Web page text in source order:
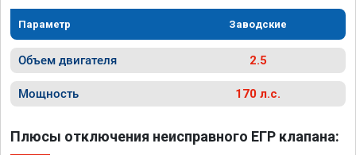
Параметр Заводские
Объем двигателя 2.5
Мощность 170 л.с.
Плюсы отключения неисправного ЕГР клапана: